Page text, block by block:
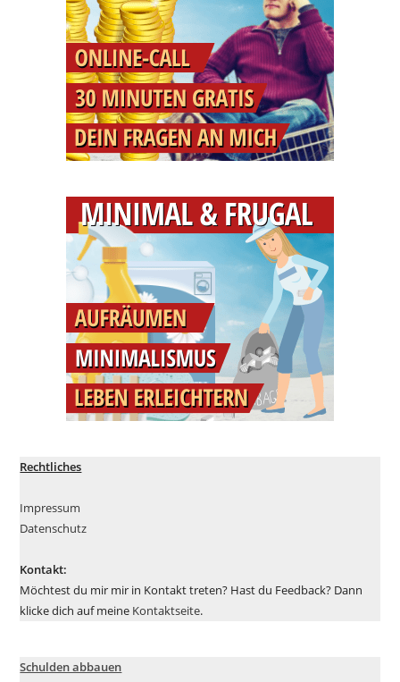
Rechtliches
Impressum
Datenschutz
Kontakt:
Möchtest du mir mir in Kontakt treten? Hast du Feedback? Dann
klicke dich auf meine Kontaktseite.
Schulden abbauen